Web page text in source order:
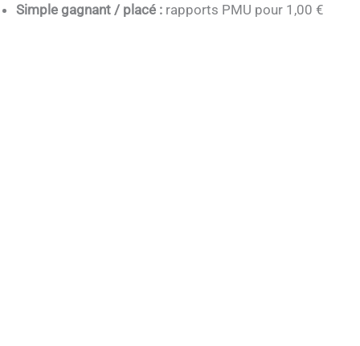
Simple gagnant / placé : rapports PMU pour 1,00 €